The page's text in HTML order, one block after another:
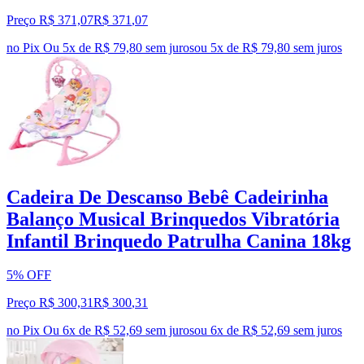
Preço R$ 371,07R$ 371 ,07
no Pix Ou 5x de R$ 79,80 sem jurosou 5x de R$ 79,80 sem juros
Cadeira De Descanso Bebê Cadeirinha
Balanço Musical Brinquedos Vibratória
Infantil Brinquedo Patrulha Canina 18kg
5% OFF
Preço R$ 300,31R$ 300,31
no Pix Ou 6x de R$ 52,69 sem jurosou 6x de R$ 52,69 sem juros